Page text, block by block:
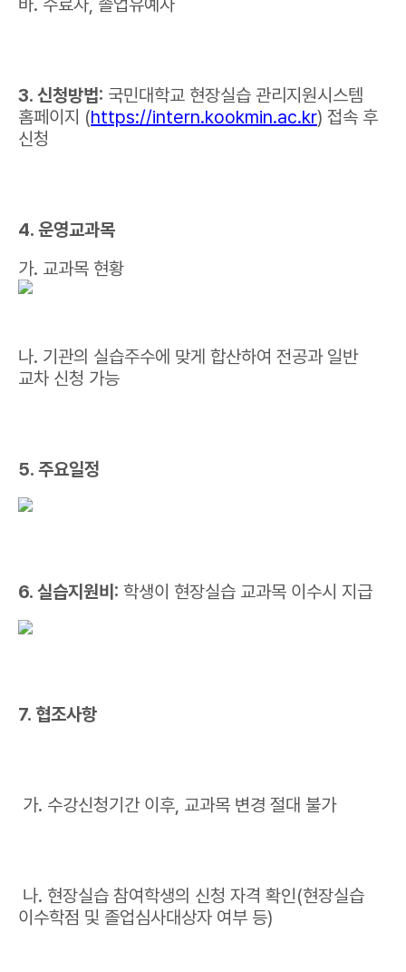
바. 수료자, 졸업유예자
3. 신청방법: 국민대학교 현장실습 관리지원시스템
홈페이지 (https://intern.kookmin.ac.kr) 접속 후
신청
4. 운영교과목
가. 교과목 현황
나. 기관의 실습주수에 맞게 합산하여 전공과 일반
교차 신청 가능
5. 주요일정
6. 실습지원비: 학생이 현장실습 교과목 이수시 지급
7. 협조사항
가. 수강신청기간 이후, 교과목 변경 절대 불가
나. 현장실습 참여학생의 신청 자격 확인(현장실습
이수학점 및 졸업심사대상자 여부 등)